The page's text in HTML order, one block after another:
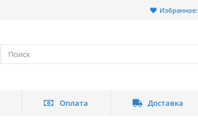
Избранное:
Оплата Доставка